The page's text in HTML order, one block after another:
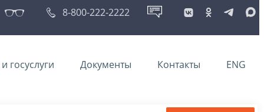
8-800-222-2222
госуслуги Документы Контакты ENG